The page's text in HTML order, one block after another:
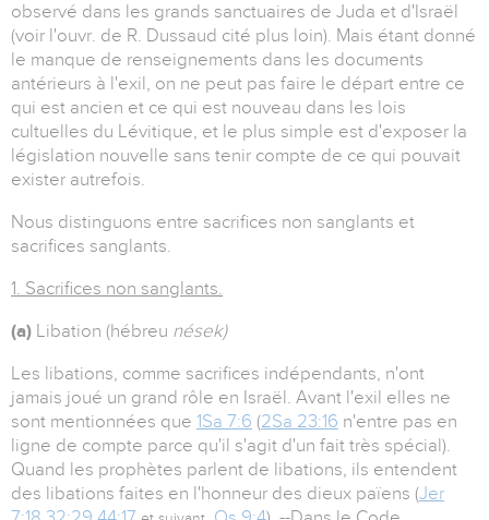
observé dans les grands sanctuaires de Juda et d'Israël
(voir l'ouvr. de R. Dussaud cité plus loin). Mais étant donné
le manque de renseignements dans les documents
antérieurs à l'exil, on ne peut pas faire le départ entre ce
qui est ancien et ce qui est nouveau dans les lois
cultuelles du Lévitique, et le plus simple est d'exposer la
législation nouvelle sans tenir compte de ce qui pouvait
exister autrefois.
Nous distinguons entre sacrifices non sanglants et
sacrifices sanglants.
1. Sacrifices non sanglants.
(a) Libation (hébreu nések)
Les libations, comme sacrifices indépendants, n'ont
jamais joué un grand rôle en Israël. Avant l'exil elles ne
sont mentionnées que 1Sa 7:6 (2Sa 23:16 n'entre pas en
ligne de compte parce qu'il s'agit d'un fait très spécial).
Quand les prophètes parlent de libations, ils entendent
des libations faites en l'honneur des dieux païens (Jer